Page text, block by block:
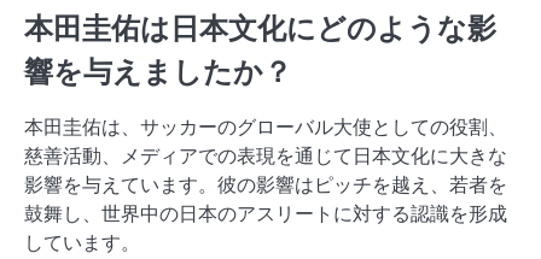
本田圭佑は日本文化にどのような影
響を与えましたか？
本田圭佑は、サッカーのグローバル大使としての役割、
慈善活動、メディアでの表現を通じて日本文化に大きな
影響を与えています。彼の影響はピッチを越え、若者を
鼓舞し、世界中の日本のアスリートに対する認識を形成
しています。